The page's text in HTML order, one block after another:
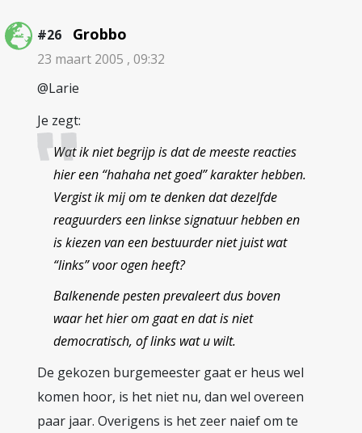
#26 Grobbo
23 maart 2005 , 09:32
@Larie
Je zegt:
Wat ik niet begrijp is dat de meeste reacties
hier een “hahaha net goed” karakter hebben.
Vergist ik mij om te denken dat dezelfde
reaguurders een linkse signatuur hebben en
is kiezen van een bestuurder niet juist wat
“links” voor ogen heeft?
Balkenende pesten prevaleert dus boven
waar het hier om gaat en dat is niet
democratisch, of links wat u wilt.
De gekozen burgemeester gaat er heus wel
komen hoor, is het niet nu, dan wel overeen
paar jaar. Overigens is het zeer naief om te